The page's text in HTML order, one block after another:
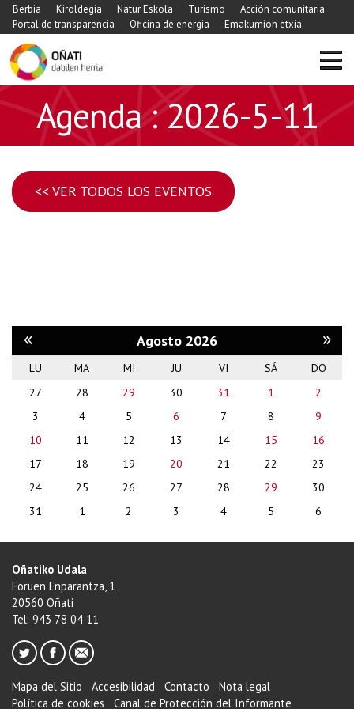
Berbia Kiroldegia Natur Eskola Turismo
Acción comunitaria
Portal de transparencia
Oficina de energia Emakumion etxia
Agenda : 2026-5-11
<< VER TODOS LOS EVENTOS
« Agosto 2026 »
month-
LU MA MI JU VI SÁ
DO
27
28 29 30 31 1
2
3
4 5 6 7 8
9
10
11 12 13 14 15
16
17
18 19 20 21 22
23
24
25 26 27 28 29
30
31
1 2 3 4 5 6
Oñatiko Udala
Foruen Enparantza, 1
20560 Oñati
Tel: 943 78 04 11
Mapa del Sitio Accesibilidad Contacto
Nota legal
Política de cookies
Canal de Protección del Informante